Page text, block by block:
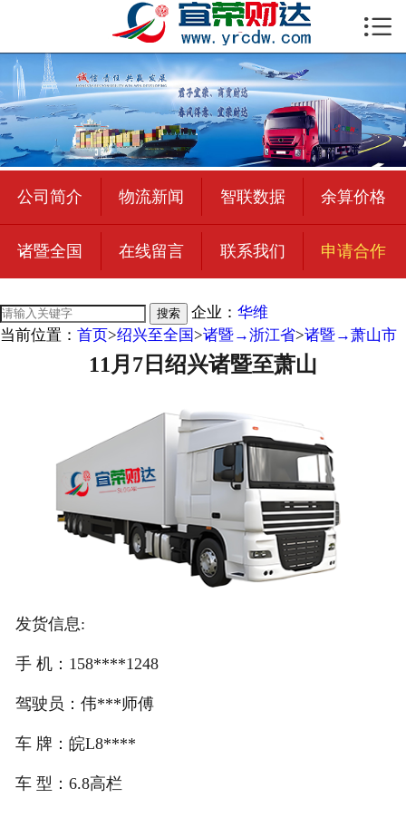
 首页
公司简介
物流新闻
绍兴至全国
合作加盟
宜荣智联
在线留言
注册
登录
在线礼佛

公司简介 物流新闻 智联数据 余算价格
诸暨全国 在线留言 联系我们 申请合作
搜索 企业： 华维
当前位置： 首页>绍兴至全国>诸暨→浙江省>诸暨→萧山市
11月7日绍兴诸暨至萧山
发货信息:
手 机：158****1248
驾驶员：伟***师傅
车 牌：皖L8****
车 型：6.8高栏